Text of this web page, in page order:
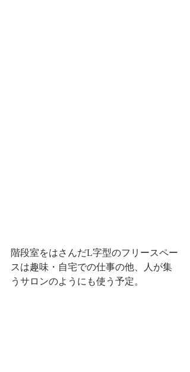
階段室をはさんだL字型のフリースペー
スは趣味・自宅での仕事の他、人が集
うサロンのようにも使う予定。